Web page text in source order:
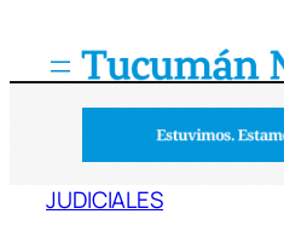
JUDICIALES